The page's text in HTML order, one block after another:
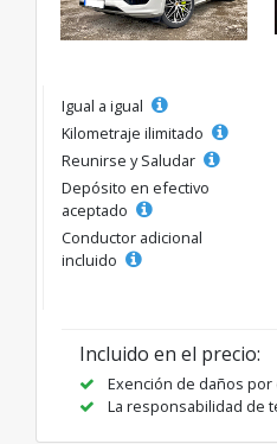
Igual a igual
Kilometraje ilimitado
Reunirse y Saludar
Depósito en efectivo
aceptado
Conductor adicional
incluido
Incluido en el precio:
Exención de daños por
La responsabilidad de